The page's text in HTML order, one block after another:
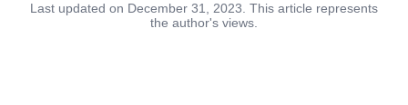
Last updated on December 31, 2023. This article represents
the author's views.